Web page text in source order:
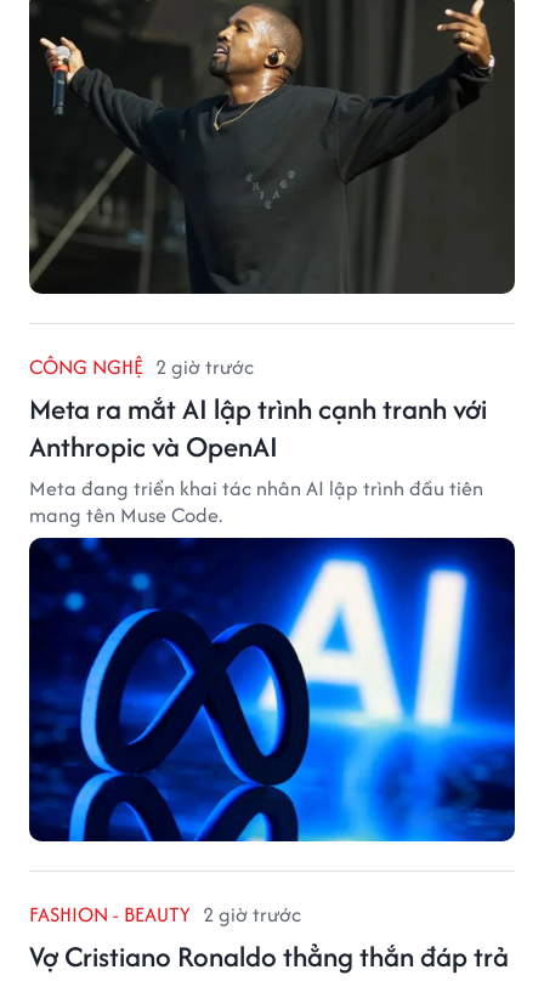
CÔNG NGHỆ 2 giờ trước
Meta ra mắt AI lập trình cạnh tranh với
Anthropic và OpenAI
Meta đang triển khai tác nhân AI lập trình đầu tiên
mang tên Muse Code.
FASHION - BEAUTY 2 giờ trước
Vợ Cristiano Ronaldo thẳng thắn đáp trả